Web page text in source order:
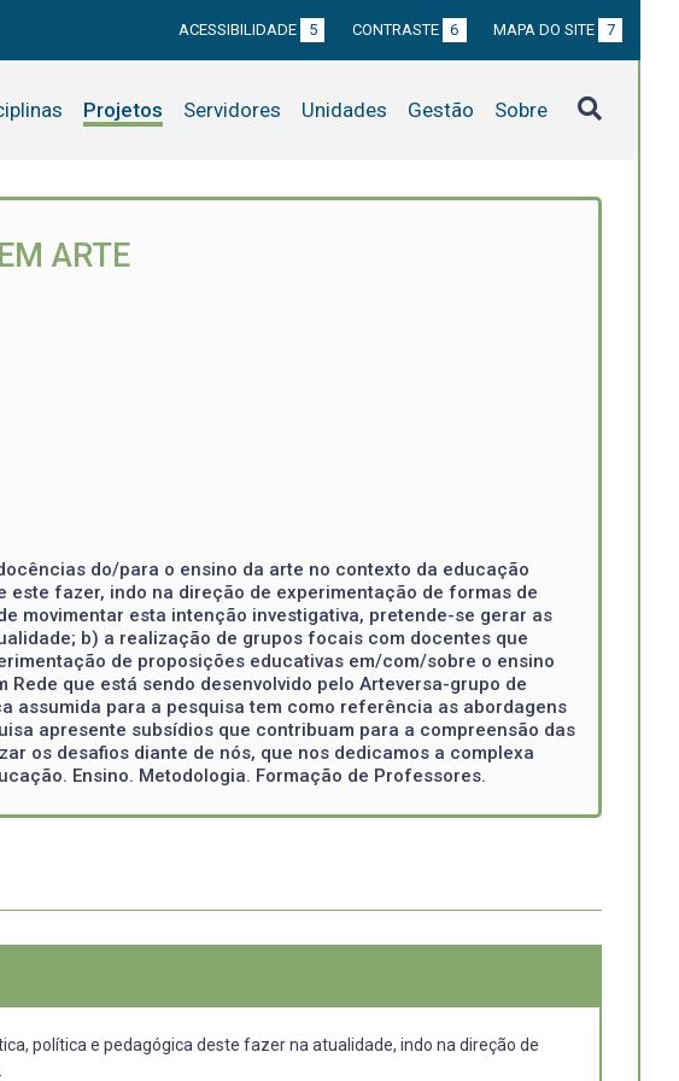
ACESSIBILIDADE 5 CONTRASTE 6 MAPA DO SITE 7
Projetos Servidores Unidades Gestão Sobre
ARTE
do/para o ensino da arte no contexto da educação
fazer, indo na direção de experimentação de formas de
movimentar esta intenção investigativa, pretende-se gerar as
b) a realização de grupos focais com docentes que
de proposições educativas em/com/sobre o ensino
que está sendo desenvolvido pelo Arteversa-grupo de
assumida para a pesquisa tem como referência as abordagens
apresente subsídios que contribuam para a compreensão das
os desafios diante de nós, que nos dedicamos a complexa
Ensino. Metodologia. Formação de Professores.
política e pedagógica deste fazer na atualidade, indo na direção de